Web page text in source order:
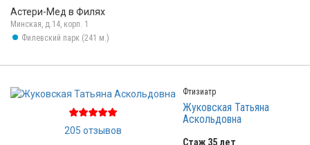
Астери-Мед в Филях
Минская, д.14, корп. 1
Филевский парк (241 м.)
205 отзывов
Фтизиатр
Жуковская Татьяна
Аскольдовна
Стаж 35 лет